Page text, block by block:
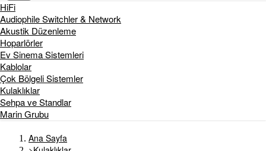
HiFi
Audiophile Switchler & Network
Akustik Düzenleme
Hoparlörler
Ev Sinema Sistemleri
Kablolar
Çok Bölgeli Sistemler
Kulaklıklar
Sehpa ve Standlar
Marin Grubu
Ana Sayfa